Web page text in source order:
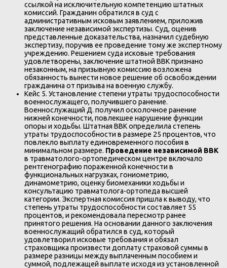
ссылкой на исключительную компетенцию штатных
комиссий. Гражданин обратился в суд с
административным исковым заявлением, приложив
заключение независимой экспертизы. Суд, оценив
представленные доказательства, назначил судебную
экспертизу, поручив ее проведение тому же экспертному
учреждению. Решением суда исковые требования
удовлетворены, заключение штатной ВВК признано
незаконным, на призывную комиссию возложена
обязанность вынести новое решение об освобождении
гражданина от призыва на военную службу.
Кейс 5. Установление степени утраты трудоспособности
военнослужащего, получившего ранение.
Военнослужащий Д. получил осколочное ранение
нижней конечности, повлекшее нарушение функции
опоры и ходьбы. Штатная ВВК определила степень
утраты трудоспособности в размере 25 процентов, что
повлекло выплату единовременного пособия в
минимальном размере. Проведение независимой ВВК
в травматолого-ортопедическом центре включало
рентгенографию пораженной конечности в
функциональных нагрузках, гониометрию,
динамометрию, оценку биомеханики ходьбы и
консультацию травматолога-ортопеда высшей
категории. Экспертная комиссия пришла к выводу, что
степень утраты трудоспособности составляет 55
процентов, и рекомендовала пересмотр ранее
принятого решения. На основании данного заключения
военнослужащий обратился в суд, который
удовлетворил исковые требования и обязал
страховщика произвести доплату страховой суммы в
размере разницы между выплаченным пособием и
суммой, подлежащей выплате исходя из установленной